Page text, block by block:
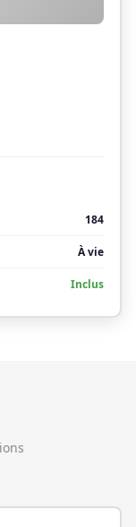
184
À vie
Inclus